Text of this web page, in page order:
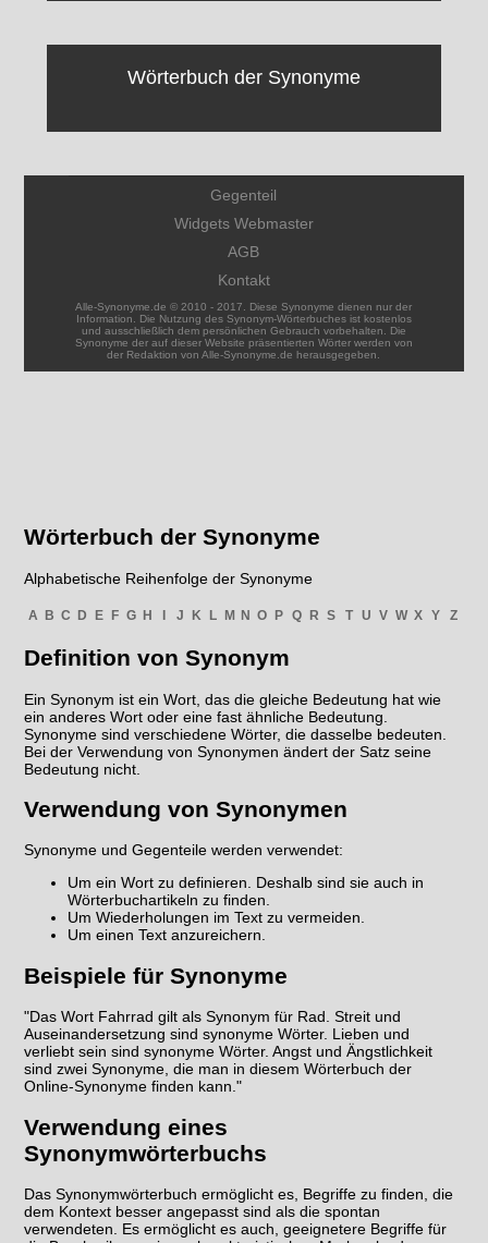
Wörterbuch der Synonyme
Gegenteil
Widgets Webmaster
AGB
Kontakt
Alle-Synonyme.de © 2010 - 2017. Diese Synonyme dienen nur der
Information. Die Nutzung des Synonym-Wörterbuches ist kostenlos
und ausschließlich dem persönlichen Gebrauch vorbehalten. Die
Synonyme der auf dieser Website präsentierten Wörter werden von
der Redaktion von Alle-Synonyme.de herausgegeben.
Wörterbuch der Synonyme
Alphabetische Reihenfolge der Synonyme
A B C D E F G H I J K L M N O P Q R S T U V W X Y Z
Definition von Synonym
Ein Synonym ist ein Wort, das die gleiche Bedeutung hat wie
ein anderes Wort oder eine fast ähnliche Bedeutung.
Synonyme sind verschiedene Wörter, die dasselbe bedeuten.
Bei der Verwendung von Synonymen ändert der Satz seine
Bedeutung nicht.
Verwendung von Synonymen
Synonyme und Gegenteile werden verwendet:
Um ein Wort zu definieren. Deshalb sind sie auch in
Wörterbuchartikeln zu finden.
Um Wiederholungen im Text zu vermeiden.
Um einen Text anzureichern.
Beispiele für Synonyme
"Das Wort Fahrrad gilt als Synonym für Rad. Streit und
Auseinandersetzung sind synonyme Wörter. Lieben und
verliebt sein sind synonyme Wörter. Angst und Ängstlichkeit
sind zwei Synonyme, die man in diesem Wörterbuch der
Online-Synonyme finden kann."
Verwendung eines
Synonymwörterbuchs
Das Synonymwörterbuch ermöglicht es, Begriffe zu finden, die
dem Kontext besser angepasst sind als die spontan
verwendeten. Es ermöglicht es auch, geeignetere Begriffe für